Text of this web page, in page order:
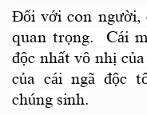
Đối với con người,
quan trọng. Cái
độc nhất vô nhị
của cái ngã độc
chúng sinh.